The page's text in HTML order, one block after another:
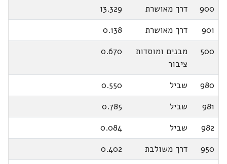
900 דרך מאושרת
13.329
901
דרך מאושרת
0.138
500
מבנים ומוסדות
ציבור
0.670
980 שביל
0.550
981
שביל
0.785
982
שביל
0.084
950
דרך משולבת
0.402